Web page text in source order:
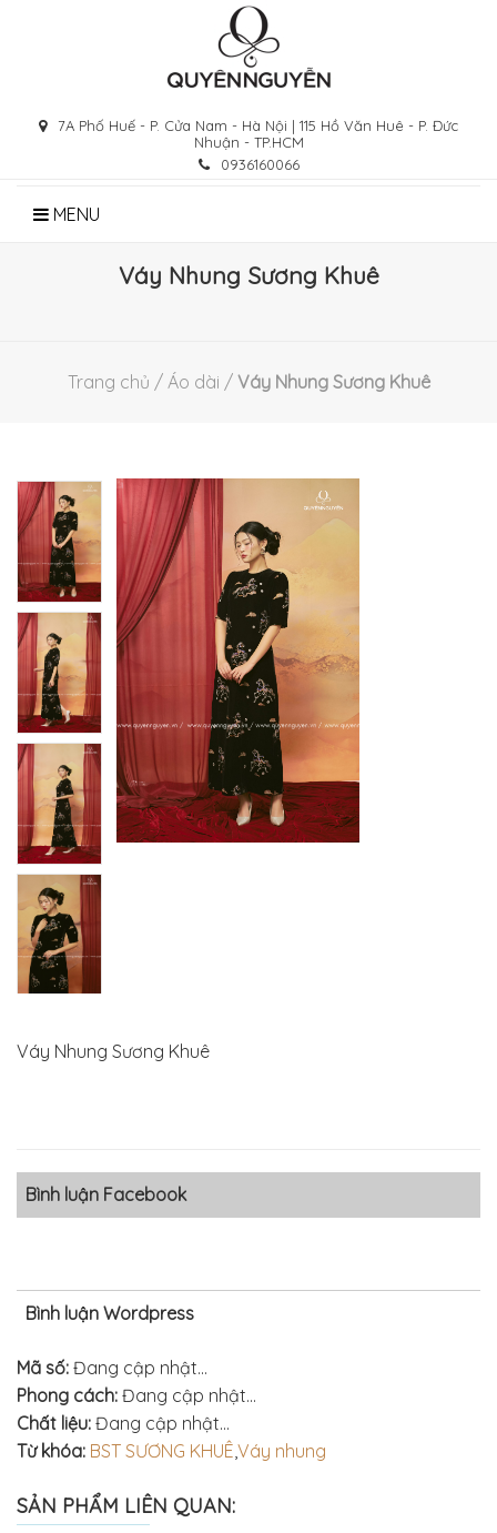
7A Phố Huế - P. Cửa Nam - Hà Nội | 115 Hồ Văn Huê - P. Đức
Nhuận - TP.HCM
0936160066
MENU
Váy Nhung Sương Khuê
Trang chủ / Áo dài / Váy Nhung Sương Khuê
Váy Nhung Sương Khuê
Bình luận Facebook
Bình luận Wordpress
Mã số: Đang cập nhật...
Phong cách: Đang cập nhật...
Chất liệu: Đang cập nhật...
Từ khóa: BST SƯƠNG KHUÊ,Váy nhung
SẢN PHẨM LIÊN QUAN: